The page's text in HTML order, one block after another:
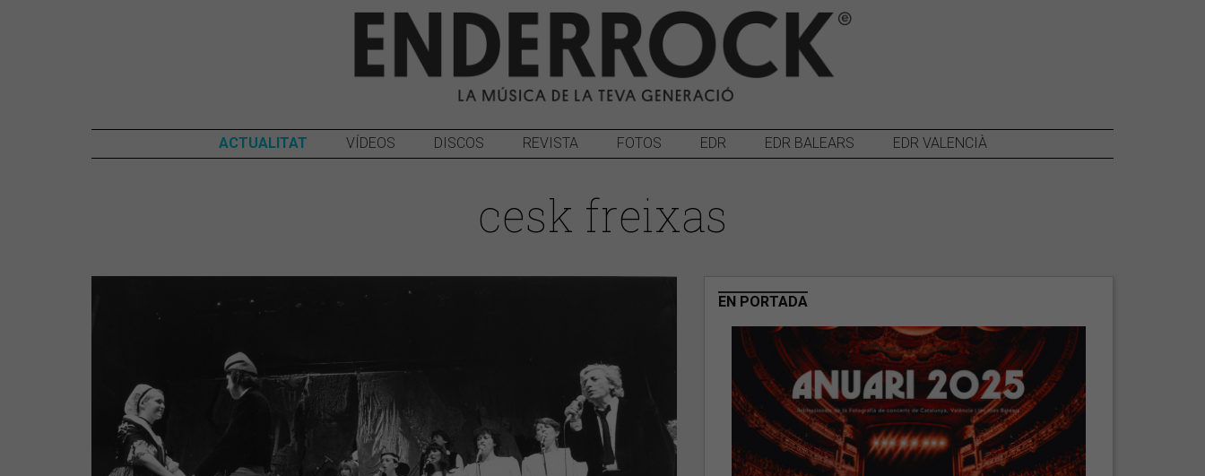
ACTUALITAT VÍDEOS DISCOS REVISTA FOTOS EDR EDR BALEARS EDR VALENCIÀ
cesk freixas
EN PORTADA